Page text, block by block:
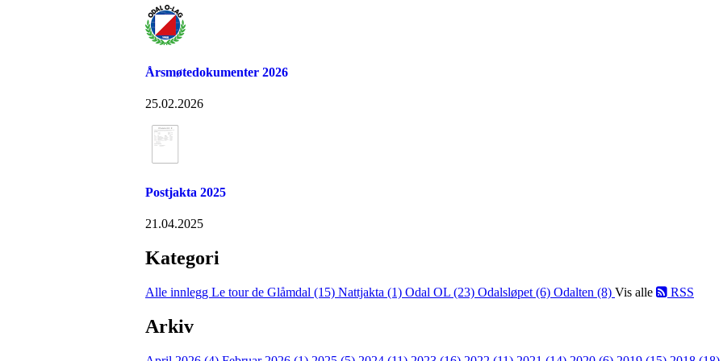
Årsmøtedokumenter 2026
25.02.2026
Postjakta 2025
21.04.2025
Kategori
Alle innlegg Le tour de Glåmdal (15) Nattjakta (1) Odal OL (23) Odalsløpet (6) Odalten (8) Vis alle RSS
Arkiv